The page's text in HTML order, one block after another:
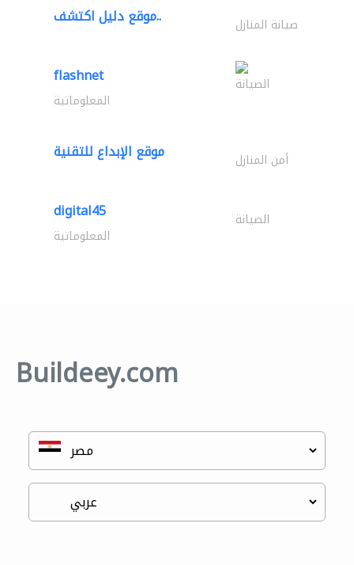
موقع دليل اكتشف.. صيانة المنازل
flashnet الصيانة
المعلوماتية
موقع الإبداع للتقنية أمن المنازل
digital45 الصيانة
المعلوماتية
Buildeey.com